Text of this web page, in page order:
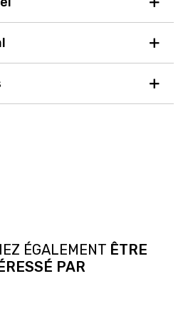
ÉGALEMENT ÊTRE
PAR